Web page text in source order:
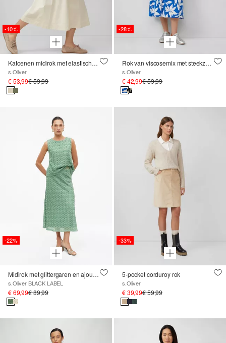
-10%
Katoenen midirok met elastische tailleband en paspelzakken
s.Oliver
€ 53,99€ 59,99
-28%
Rok van viscosemix met steekzakken
s.Oliver
€ 42,99€ 59,99
-22%
Midirok met glittergaren en ajourpatroon
s.Oliver BLACK LABEL
€ 69,99€ 89,99
-33%
5-pocket corduroy rok
s.Oliver
€ 39,99€ 59,99